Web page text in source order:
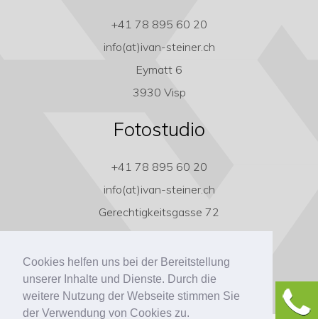
Cookies helfen uns bei der Bereitstellung
unserer Inhalte und Dienste. Durch die
weitere Nutzung der Webseite stimmen Sie
der Verwendung von Cookies zu.
+41 78 895 60 20
info(at)ivan-steiner.ch
Eymatt 6
3930 Visp
Fotostudio
+41 78 895 60 20
info(at)ivan-steiner.ch
Gerechtigkeitsgasse 72
3011 Bern